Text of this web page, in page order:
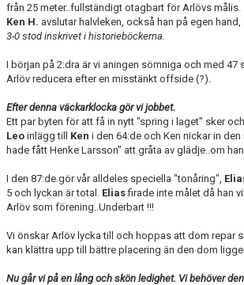
från 25 meter..fullständigt otagbart för Arlövs målis.
Ken H. avslutar halvleken, också han på egen
3-0 stod inskrivet i historieböckerna.
I början på 2:dra är vi aningen sömniga och med 47
Arlöv reducera efter en misstänkt offside (?).
Efter denna väckarklocka gör vi jobbet.
Ett par byten för att få in nytt "spring i laget" sker
Leo inlägg till Ken i den 64:de och Ken nickar in
hade fått Henke Larsson" att gråta av glädje..om
I den 87:de gör vår alldeles speciella "tonåring",
5 och lyckan är total. Eliasfirade inte målet då han
Arlöv som förening..Underbart !!!
Vi önskar Arlöv lycka till och hoppas att dom repar
kan klättra upp till bättre placering än den dom ligger
Nu går vi på en lång och skön ledighet. Vi behöver